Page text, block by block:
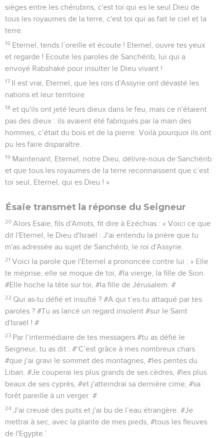
sièges entre les chérubins, c'est toi qui es le seul Dieu de
tous les royaumes de la terre, c'est toi qui as fait le ciel et la
terre.
16 Eternel, tends l’oreille et écoute ! Eternel, ouvre tes yeux
et regarde ! Ecoute les paroles de Sanchérib, lui qui a
envoyé Rabshaké pour insulter le Dieu vivant !
17 Il est vrai, Eternel, que les rois d'Assyrie ont dévasté les
nations et leur territoire
18 et qu'ils ont jeté leurs dieux dans le feu, mais ce n'étaient
pas des dieux : ils avaient été fabriqués par la main des
hommes, c’était du bois et de la pierre. Voilà pourquoi ils ont
pu les faire disparaître.
19 Maintenant, Eternel, notre Dieu, délivre-nous de Sanchérib
et que tous les royaumes de la terre reconnaissent que c’est
toi seul, Eternel, qui es Dieu ! »
Ésaïe transmet la réponse du Seigneur
20 Alors Esaïe, fils d'Amots, fit dire à Ezéchias : « Voici ce que
dit l'Eternel, le Dieu d'Israël : J'ai entendu la prière que tu
m'as adressée au sujet de Sanchérib, le roi d'Assyrie.
21 Voici la parole que l'Eternel a prononcée contre lui : » Elle
te méprise, elle se moque de toi, #la vierge, la fille de Sion.
#Elle hoche la tête sur toi, #la fille de Jérusalem. #
22 Qui as-tu défié et insulté ? #A qui t’es-tu attaqué par tes
paroles ? #Tu as lancé un regard insolent #sur le Saint
d'Israël ! #
23 Par l’intermédiaire de tes messagers #tu as défié le
Seigneur, tu as dit : #‘C’est grâce à mes nombreux chars
#que j'ai gravi le sommet des montagnes, #les pentes du
Liban. #Je couperai les plus grands de ses cèdres, #les plus
beaux de ses cyprès, #et j'atteindrai sa dernière cime, #sa
forêt pareille à un verger. #
24 J'ai creusé des puits et j'ai bu de l’eau étrangère. #Je
mettrai à sec, avec la plante de mes pieds, #tous les fleuves
de l'Egypte.’